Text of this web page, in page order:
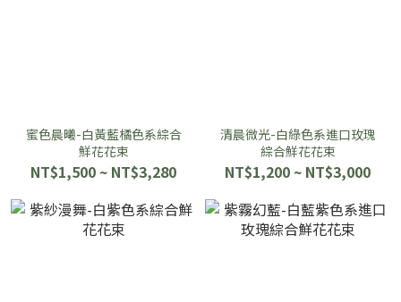
蜜色晨曦-白黃藍橘色系綜合
鮮花花束
NT$1,500 ~ NT$3,280
清晨微光-白綠色系進口玫瑰
綜合鮮花花束
NT$1,200 ~ NT$3,000